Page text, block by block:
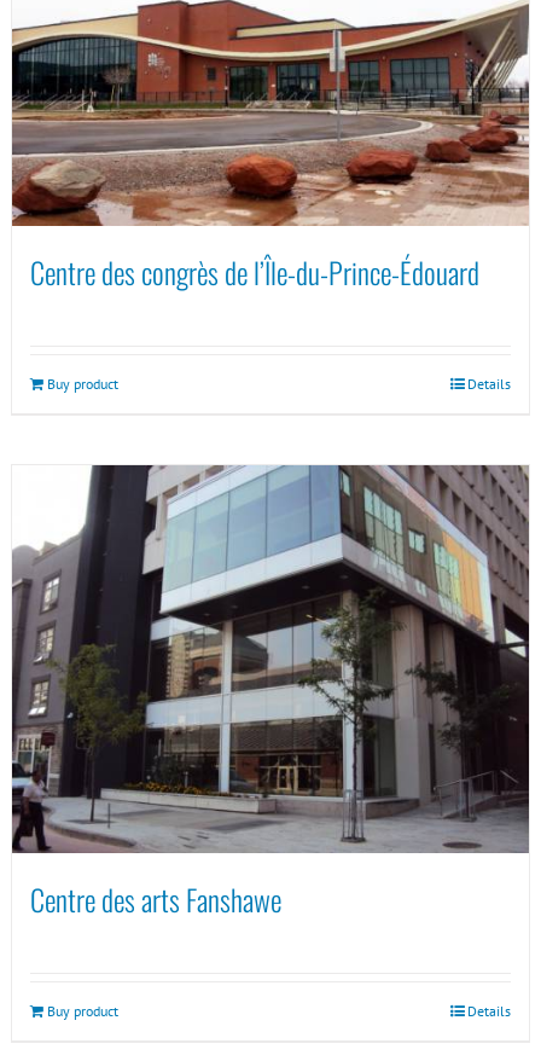
Centre des congrès de l’Île-du-Prince-Édouard
Buy product Details
Centre des arts Fanshawe
Buy product Details